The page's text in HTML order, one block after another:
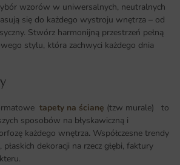
wzorów w uniwersalnych, neutralnych
się do każdego wystroju wnętrza – od
Stwórz harmonijną przestrzeń pełną
stylu, która zachwyci każdego dnia
tapety na ścianę (tzw murale) to
sposobów na błyskawiczną i
każdego wnętrza. Współczesne trendy
dekoracji na rzecz głębi, faktury